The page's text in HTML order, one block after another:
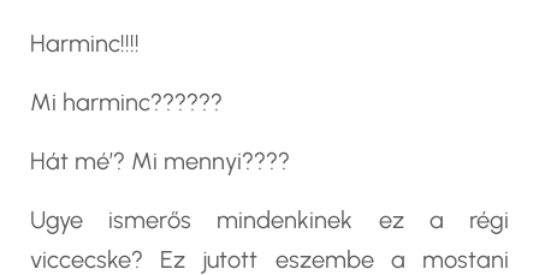
Harminc!!!!
Mi harminc??????
Hát mé’? Mi mennyi????
Ugye ismerős mindenkinek ez a régi
viccecske? Ez jutott eszembe a mostani